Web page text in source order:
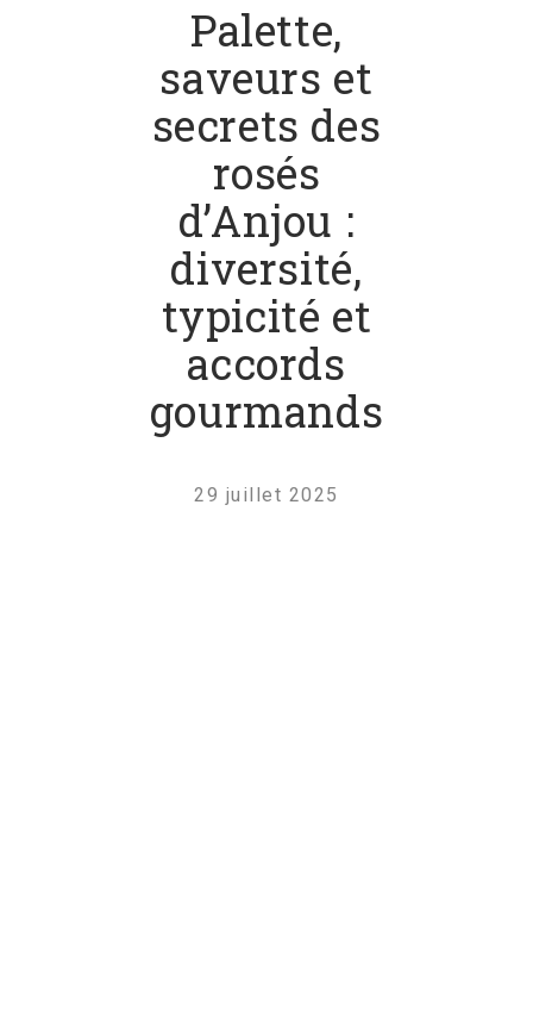
Palette,
saveurs et
secrets des
rosés
d’Anjou :
diversité,
typicité et
accords
gourmands
29 juillet 2025